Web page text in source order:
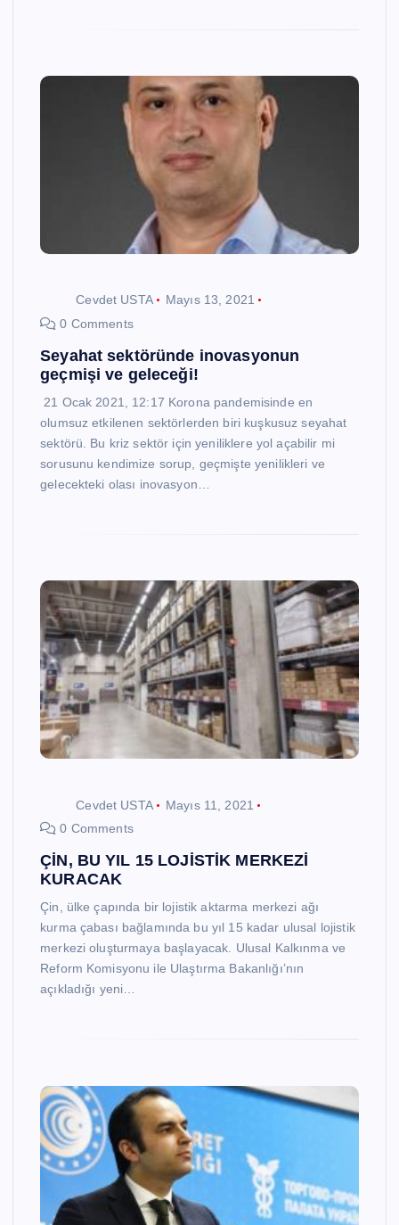
Cevdet USTA
Mayıs 13, 2021
0 Comments
Seyahat sektöründe inovasyonun
geçmişi ve geleceği!
21 Ocak 2021, 12:17 Korona pandemisinde en
olumsuz etkilenen sektörlerden biri kuşkusuz seyahat
sektörü. Bu kriz sektör için yeniliklere yol açabilir mi
sorusunu kendimize sorup, geçmişte yenilikleri ve
gelecekteki olası inovasyon…
Cevdet USTA
Mayıs 11, 2021
0 Comments
ÇİN, BU YIL 15 LOJİSTİK MERKEZİ
KURACAK
Çin, ülke çapında bir lojistik aktarma merkezi ağı
kurma çabası bağlamında bu yıl 15 kadar ulusal lojistik
merkezi oluşturmaya başlayacak. Ulusal Kalkınma ve
Reform Komisyonu ile Ulaştırma Bakanlığı’nın
açıkladığı yeni…